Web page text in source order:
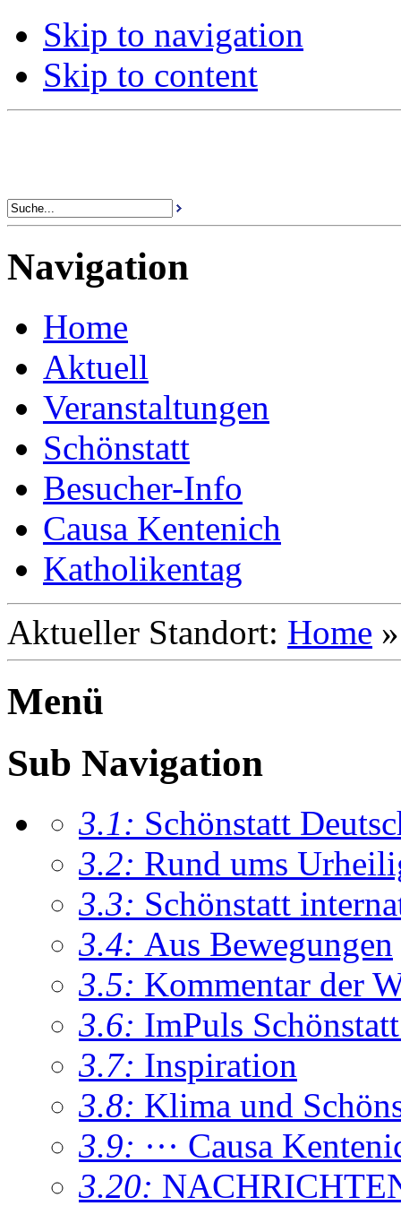
Skip to navigation
Skip to content
Navigation
Home
Aktuell
Veranstaltungen
Schönstatt
Besucher-Info
Causa Kentenich
Katholikentag
Aktueller Standort: Home
Menü
Sub Navigation
3.1: Schönstatt
3.2: Rund ums
3.3: Schönstatt
3.4: Aus Bewegungen
3.5: Kommentar der
3.6: ImPuls
3.7: Inspiration
3.8: Klima und
3.9: ··· Causa
3.20: